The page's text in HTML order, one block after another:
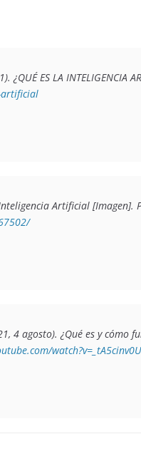
¿QUÉ ES LA INTELIGENCIA
artificial
Artificial [Imagen].